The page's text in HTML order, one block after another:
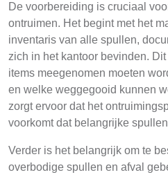
De voorbereiding is cruciaal
ontruimen. Het begint met het
inventaris van alle spullen,
zich in het kantoor bevinden.
items meegenomen moeten
en welke weggegooid kunnen
zorgt ervoor dat het
voorkomt dat belangrijke
Verder is het belangrijk om te
overbodige spullen en afval